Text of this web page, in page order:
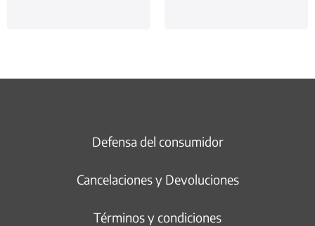
Defensa del consumidor
Cancelaciones y Devoluciones
Términos y condiciones